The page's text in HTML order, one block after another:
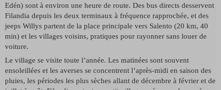
Edén) sont à environ une heure de route. Des bus directs desservent
Filandia depuis les deux terminaux à fréquence rapprochée, et des
jeeps Willys partent de la place principale vers Salento (20 km, 40
min) et les villages voisins, pratiques pour rayonner sans louer de
voiture.
Le village se visite toute l’année. Les matinées sont souvent
ensoleillées et les averses se concentrent l’après-midi en saison des
pluies, les périodes les plus sèches allant de décembre à février et de